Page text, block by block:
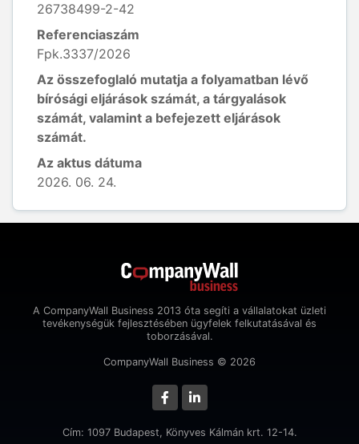
26738499-2-42
Referenciaszám
Fpk.3337/2026
Az összefoglaló mutatja a folyamatban lévő
bírósági eljárások számát, a tárgyalások
számát, valamint a befejezett eljárások
számát.
Az aktus dátuma
2026. 06. 24.
A CompanyWall Business 2013 óta segíti a vállalatokat üzleti
tevékenységük fejlesztésében ügyfelek felkutatásával és
toborzásával.
CompanyWall Business © 2026
Cím: 1097 Budapest, Könyves Kálmán krt. 12-14.